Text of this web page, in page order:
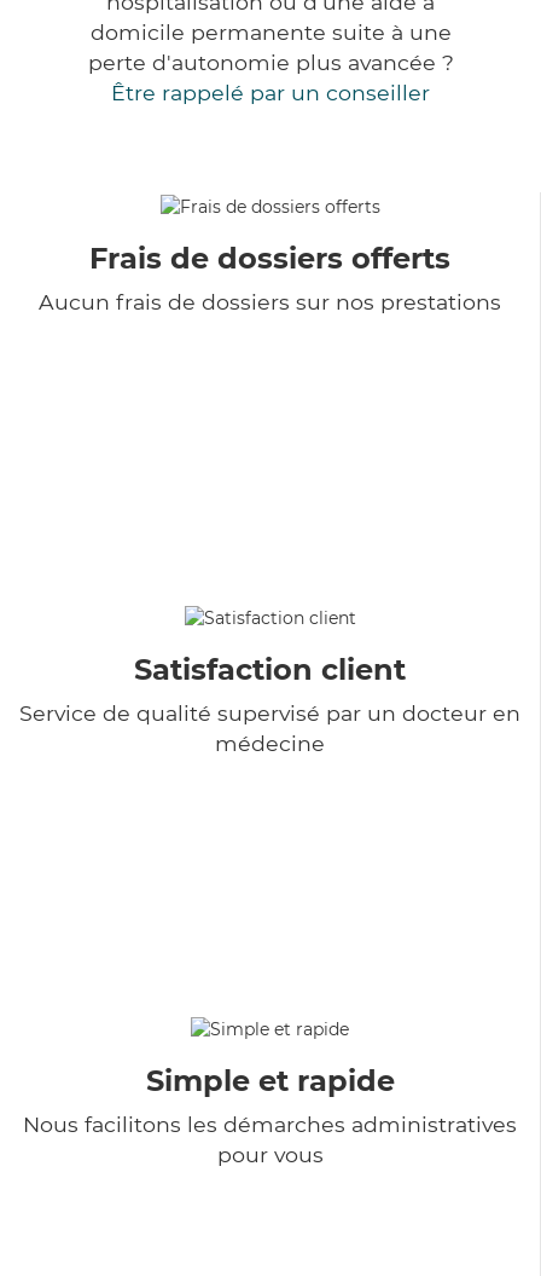
domicile permanente suite à une
perte d'autonomie plus avancée ?
Être rappelé par un conseiller
Frais de dossiers offerts
Aucun frais de dossiers sur nos prestations
Satisfaction client
Service de qualité supervisé par un docteur en
médecine
Simple et rapide
Nous facilitons les démarches administratives
pour vous